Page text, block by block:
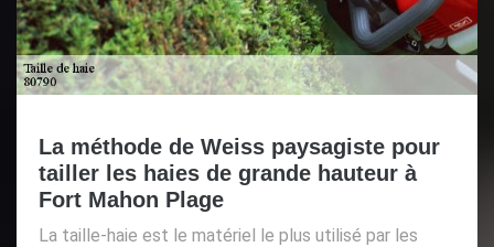
La méthode de Weiss paysagiste pour
tailler les haies de grande hauteur à
Fort Mahon Plage
La taille-haie est le matériel le plus utilisé par les